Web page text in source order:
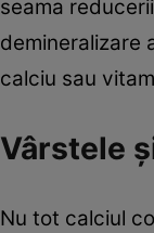
seama
demineralizare
calciu sau
Vârstele
Nu tot calciul